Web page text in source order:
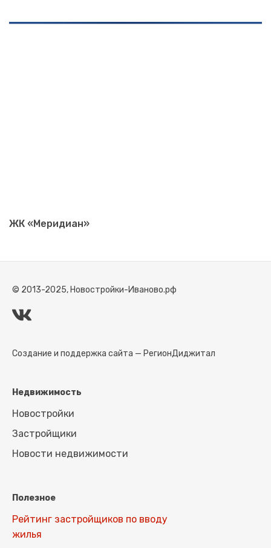
ЖК «Меридиан»
© 2013-2025, Новостройки-Иваново.рф
Создание и поддержка сайта — РегионДиджитал
Недвижимость
Новостройки
Застройщики
Новости недвижимости
Полезное
Рейтинг застройщиков по вводу
жилья